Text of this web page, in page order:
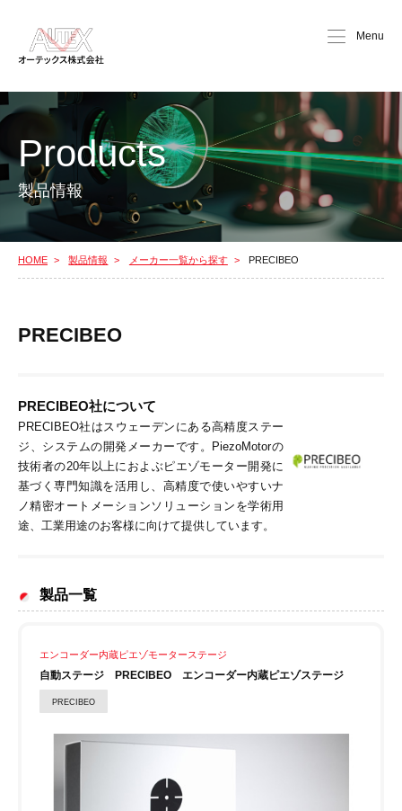
Menu
Products
製品情報
HOME 製品情報 メーカー一覧から探す PRECIBEO
PRECIBEO
PRECIBEO社について
PRECIBEO社はスウェーデンにある高精度ステー
ジ、システムの開発メーカーです。PiezoMotorの
技術者の20年以上におよぶピエゾモーター開発に
基づく専門知識を活用し、高精度で使いやすいナ
ノ精密オートメーションソリューションを学術用
途、工業用途のお客様に向けて提供しています。
製品一覧
エンコーダー内蔵ピエゾモーターステージ
自動ステージ PRECIBEO エンコーダー内蔵ピエゾステージ
PRECIBEO